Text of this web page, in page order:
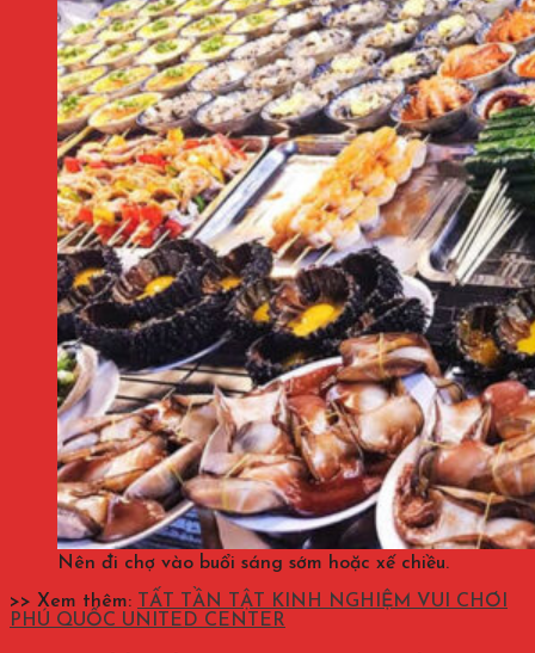
Nên đi chợ vào buổi sáng sớm hoặc xế chiều.
>> Xem thêm: TẤT TẦN TẬT KINH NGHIỆM VUI CHƠI
PHÚ QUỐC UNITED CENTER